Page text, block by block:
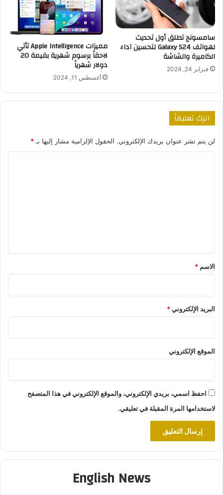
سامسونج تطلق أول تحديث
لهواتف Galaxy S24 لتحسين آداء
الكاميرة والشاشة
فبراير 24, 2024
مميزات Apple Intelligence تأتي
لاحقاً برسوم شهرية بقيمة 20
دولار شهرياً
أغسطس 11, 2024
اترك تعليقاً
لن يتم نشر عنوان بريدك الإلكتروني. الحقول الإلزامية مشار إليها بـ *
*
الاسم *
البريد الإلكتروني*
الموقع الإلكتروني
احفظ اسمي، بريدي الإلكتروني، والموقع الإلكتروني في هذا المتصفح
لاستخدامها المرة المقبلة في تعليقي.
English News